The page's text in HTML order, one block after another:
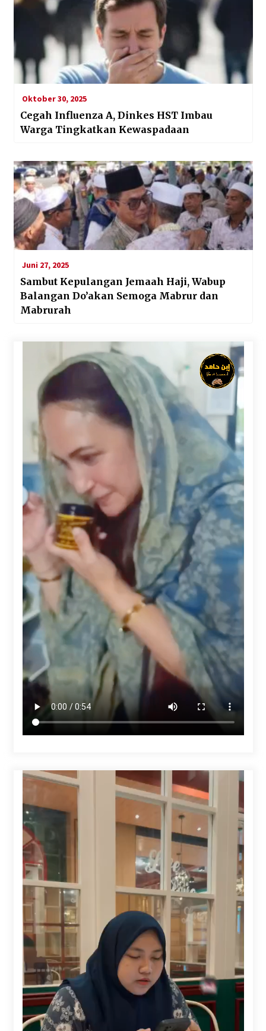
Oktober 30, 2025
Cegah Influenza A, Dinkes HST Imbau
Warga Tingkatkan Kewaspadaan
Juni 27, 2025
Sambut Kepulangan Jemaah Haji, Wabup
Balangan Do’akan Semoga Mabrur dan
Mabrurah